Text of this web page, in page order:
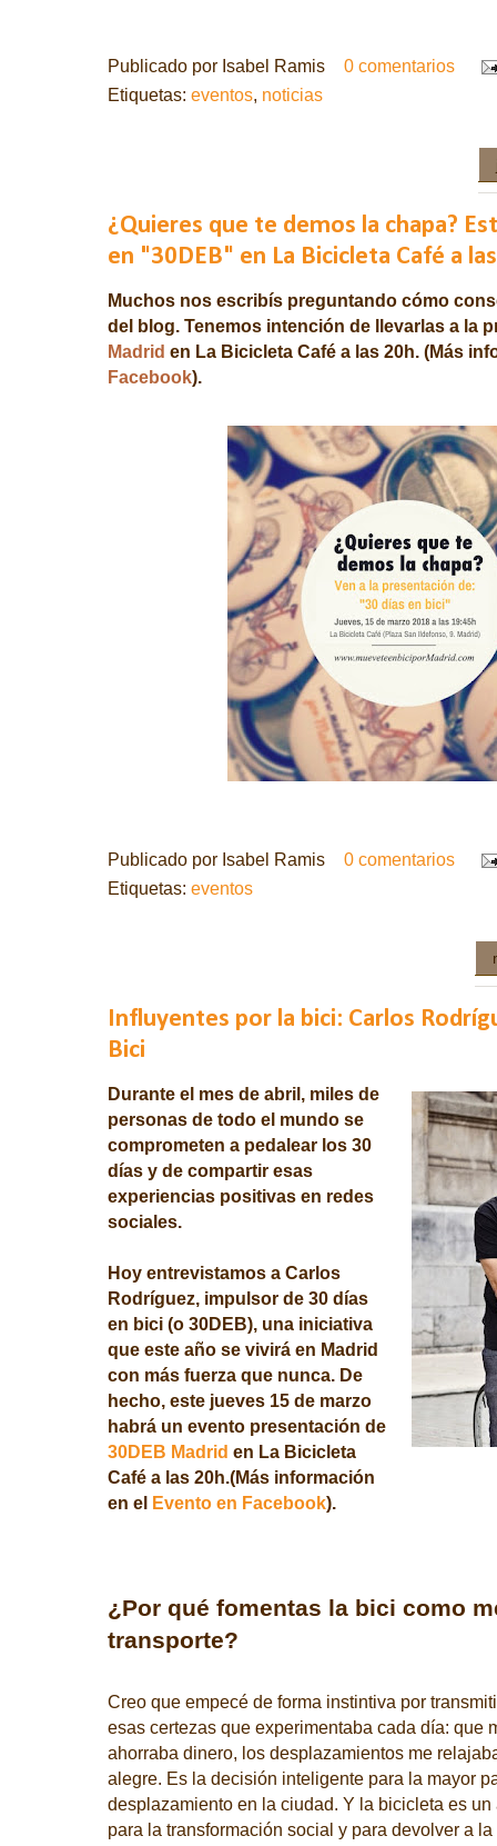
Publicado por Isabel Ramis
0 comentarios
Etiquetas: eventos, noticias
¿Quieres que te demos la chapa?
en "30DEB" en La Bicicleta Café a
Muchos nos escribís preguntando cómo
del blog. Tenemos intención de llevarlas a la
Madrid en La Bicicleta Café a las 20h. (Más
Facebook).
Publicado por Isabel Ramis
0 comentarios
Etiquetas: eventos
Influyentes por la bici: Carlos
Bici
Durante el mes de abril, miles de
personas de todo el mundo se
comprometen a pedalear los 30
días y de compartir esas
experiencias positivas en redes
sociales.
Hoy entrevistamos a Carlos
Rodríguez, impulsor de 30 días
en bici (o 30DEB), una iniciativa
que este año se vivirá en Madrid
con más fuerza que nunca. De
hecho, este jueves 15 de marzo
habrá un evento presentación de
30DEB Madrid en La Bicicleta
Café a las 20h.(Más información
en el Evento en Facebook).
¿Por qué fomentas la bici como
transporte?
Creo que empecé de forma instintiva por
esas certezas que experimentaba cada día: que
ahorraba dinero, los desplazamientos me
alegre. Es la decisión inteligente para la mayor
desplazamiento en la ciudad. Y la bicicleta es un
para la transformación social y para devolver a